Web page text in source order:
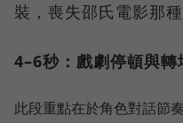
裝，喪失邵氏電影那種
4–6秒：戲劇停頓與轉
此段重點在於角色對話節